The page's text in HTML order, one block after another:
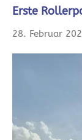
Erste
28. Februar